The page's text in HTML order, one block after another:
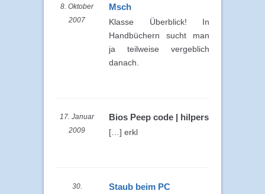
8. Oktober
2007
Msch
Klasse Überblick! In
Handbüchern sucht man
ja teilweise vergeblich
danach.
17. Januar
2009
Bios Peep code | hilpers
[…] erkl
30.
Staub beim PC